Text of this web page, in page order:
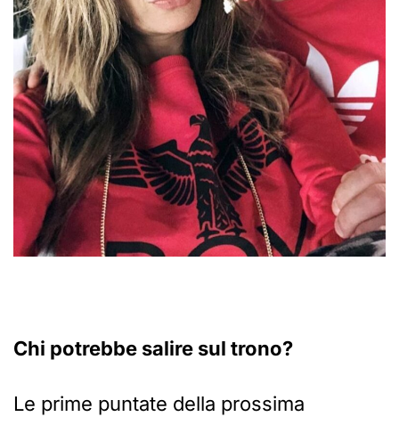
Chi potrebbe salire sul trono?
Le prime puntate della prossima